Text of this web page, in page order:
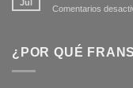
Jul
Comentarios
¿POR QUÉ